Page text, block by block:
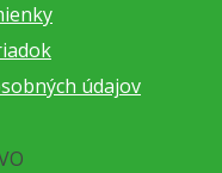
údajov